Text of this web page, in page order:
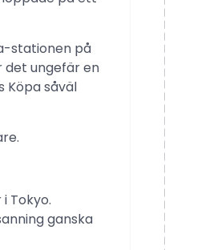
stationen på
det ungefär en
Köpa såväl
Tokyo.
ganska